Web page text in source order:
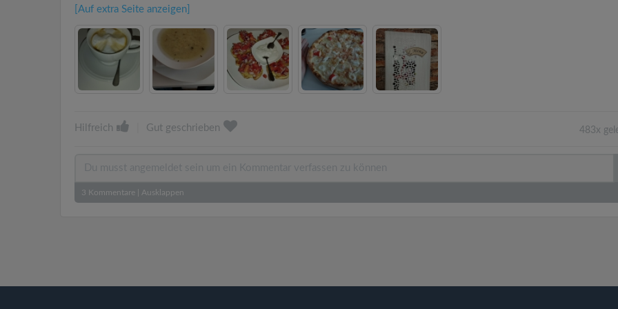
[Auf extra Seite anzeigen]
Hilfreich Gut geschrieben 483x
3 Kommentare Ausklappen